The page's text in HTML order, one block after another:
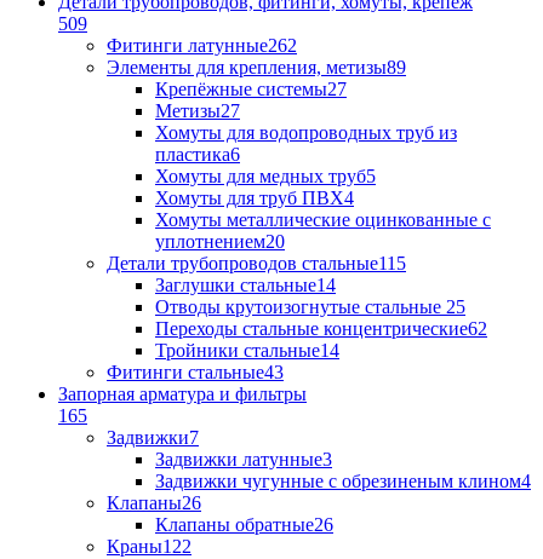
509
Фитинги латунные262
Элементы для крепления, метизы89
Крепёжные системы27
Метизы27
Хомуты для водопроводных труб из
пластика6
Хомуты для медных труб5
Хомуты для труб ПВХ4
Хомуты металлические оцинкованные с
уплотнением20
Детали трубопроводов стальные115
Заглушки стальные14
Отводы крутоизогнутые стальные 25
Переходы стальные концентрические62
Тройники стальные14
Фитинги стальные43
Запорная арматура и фильтры
165
Задвижки7
Задвижки латунные3
Задвижки чугунные с обрезиненым клином4
Клапаны26
Клапаны обратные26
Краны122